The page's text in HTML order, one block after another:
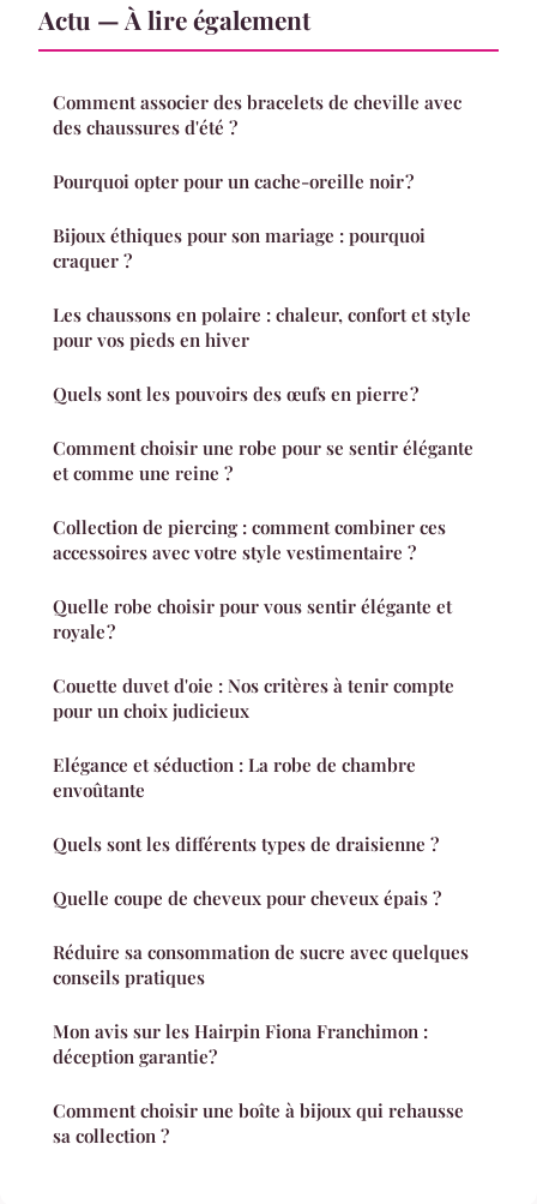
Actu — À lire également
Comment associer des bracelets de cheville avec
des chaussures d'été ?
Pourquoi opter pour un cache-oreille noir ?
Bijoux éthiques pour son mariage : pourquoi
craquer ?
Les chaussons en polaire : chaleur, confort et style
pour vos pieds en hiver
Quels sont les pouvoirs des œufs en pierre ?
Comment choisir une robe pour se sentir élégante
et comme une reine ?
Collection de piercing : comment combiner ces
accessoires avec votre style vestimentaire ?
Quelle robe choisir pour vous sentir élégante et
royale ?
Couette duvet d'oie : Nos critères à tenir compte
pour un choix judicieux
Elégance et séduction : La robe de chambre
envoûtante
Quels sont les différents types de draisienne ?
Quelle coupe de cheveux pour cheveux épais ?
Réduire sa consommation de sucre avec quelques
conseils pratiques
Mon avis sur les Hairpin Fiona Franchimon :
déception garantie?
Comment choisir une boîte à bijoux qui rehausse
sa collection ?